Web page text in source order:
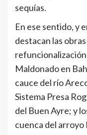
sequías.
En ese sentido, y
destacan las
Maldonado en
cauce del río
Sistema Presa
del Buen Ayre; y
cuenca del arroyo